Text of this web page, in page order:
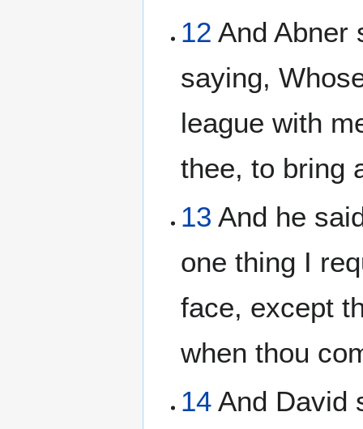
12 And Abner
saying,
league with
thee, to bring
13 And he
one thing I
face, except
when thou
14 And David